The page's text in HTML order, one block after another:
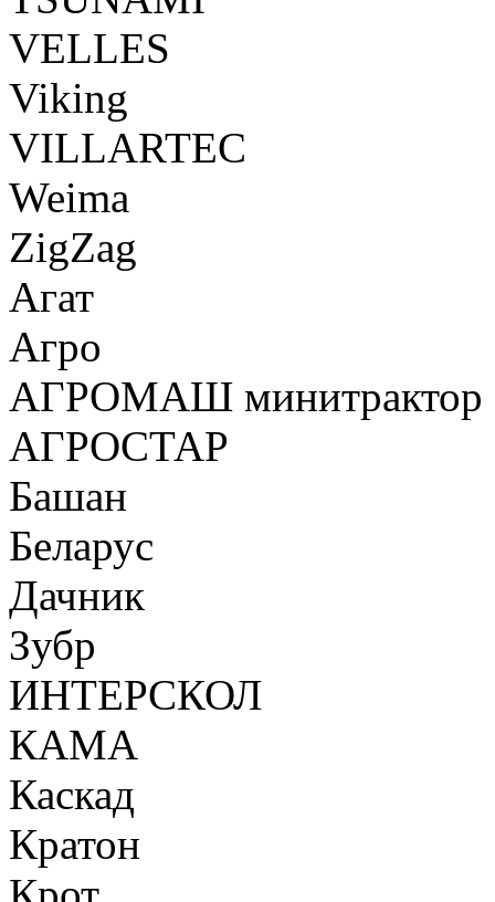
VELLES
Viking
VILLARTEC
Weima
ZigZag
Агат
Агро
АГРОМАШ минитрактор
АГРОСТАР
Башан
Беларус
Дачник
Зубр
ИНТЕРСКОЛ
КАМА
Каскад
Кратон